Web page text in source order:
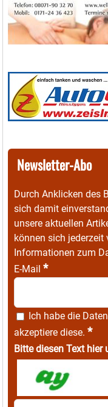
Newsletter-Abo
Durch Anklicken des
sich damit
unsere aktuellen
können sich jederzeit
Informationen zum
E-Mail *
Ich habe die
akzeptiere diese. *
Bitte diesen Text hier